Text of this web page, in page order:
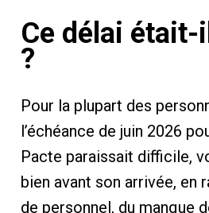
Ce délai
?
Pour la plupart des
l’échéance de juin 2026
Pacte paraissait difficile,
bien avant son arrivée, en
de personnel, du manque